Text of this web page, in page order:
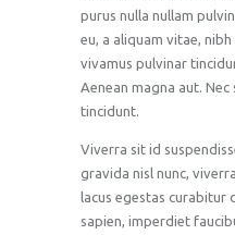
purus nulla nullam
eu, a aliquam vitae,
vivamus pulvinar
Aenean magna aut.
tincidunt.
Viverra sit id
gravida nisl nunc,
lacus egestas curabitur
sapien, imperdiet